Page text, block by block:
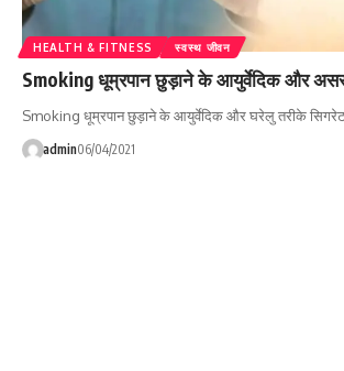
HEALTH & FITNESS स्वस्थ जीवन
Smoking धूम्रपान छुड़ाने के आयुर्वेदिक और
Smoking धूम्रपान छुड़ाने के आयुर्वेदिक और घरेलु तरीके सिगरेट
admin06/04/2021